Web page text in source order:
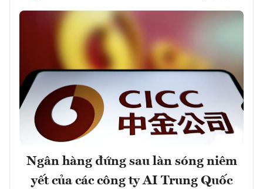
Ngân hàng đứng sau làn sóng niêm
yết của các công ty AI Trung Quốc